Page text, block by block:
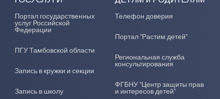
Портал государственных
услуг Российской
Федерации
ПГУ Тамбовской области
Запись в кружки и секции
Запись в школу
Телефон доверия
Портал "Растим детей"
Региональная служба
консультирования
ФГБНУ "Центр защиты прав
и интересов детей"